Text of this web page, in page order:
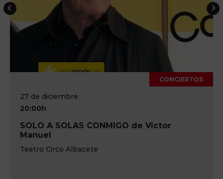
27 de diciembre
20:00h
SOLO A SOLAS CONMIGO de Víctor
Manuel
Teatro Circo Albacete
CONCIERTOS